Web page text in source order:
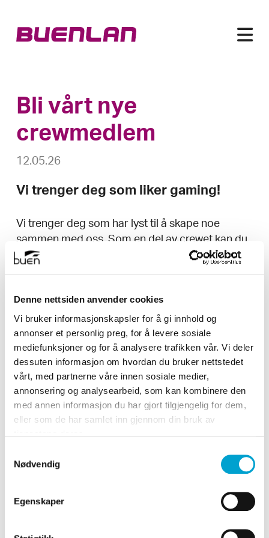
Denne nettsiden anvender cookies
Vi bruker informasjonskapsler for å gi innhold og
annonser et personlig preg, for å levere sosiale
mediefunksjoner og for å analysere trafikken vår. Vi deler
dessuten informasjon om hvordan du bruker nettstedet
vårt, med partnerne våre innen sosiale medier,
annonsering og analysearbeid, som kan kombinere den
med annen informasjon du har gjort tilgjengelig for dem,
eller som de har samlet inn gjennom din bruk av
Nødvendig
Egenskaper
Bli vårt nye
crewmedlem
12.05.26
Vi trenger deg som liker gaming!
Vi trenger deg som har lyst til å skape noe
sammen med oss. Som en del av crewet kan du
jobbe med alt fra sikkerhet og vakthold, support,
Hva vil det si å være med i crewet?
Gratis inngang til arrangementet
Egen plass til gaming på crewbordet
Varierte dager med ulike aktiviteter og
Medvirker til å skape samhold mellom gamere